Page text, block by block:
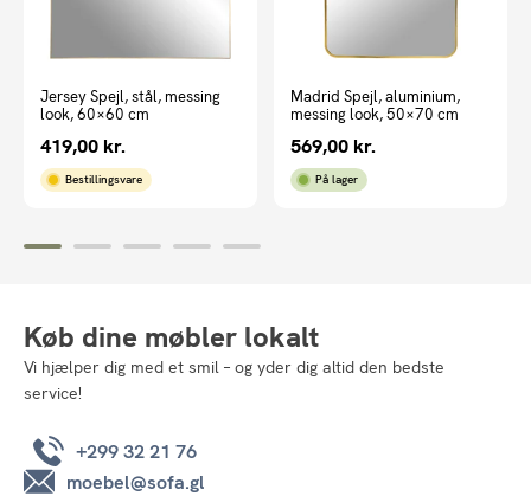
Jersey Spejl, stål, messing
look, 60×60 cm
419,00 kr.
Bestillingsvare
Madrid Spejl, aluminium,
messing look, 50×70 cm
569,00 kr.
På lager
Køb dine møbler lokalt
Vi hjælper dig med et smil – og yder dig altid den bedste
service!
+299 32 21 76
moebel@sofa.gl